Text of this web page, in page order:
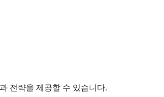
전략을 제공할 수 있습니다.